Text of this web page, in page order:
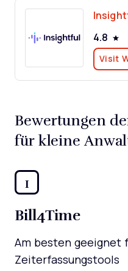
4.8
Visit
Bewertungen
für kleine
1
Bill4Time
Am besten geeignet
Zeiterfassungstools